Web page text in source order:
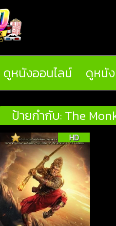
ดูหนังออนไลน์ ดูหนั
ป้ายกำกับ: The
HD